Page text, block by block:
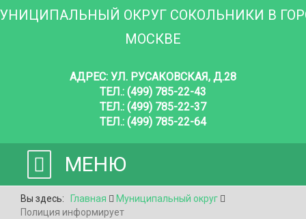
ОКРУГ СОКОЛЬНИКИ В
МОСКВЕ
АДРЕС: УЛ. РУСАКОВСКАЯ, Д.28
ТЕЛ.: (499) 785-22-43
ТЕЛ.: (499) 785-22-37
ТЕЛ.: (499) 785-22-64
МЕНЮ
Вы здесь: Главная
Муниципальный округ
Полиция информирует